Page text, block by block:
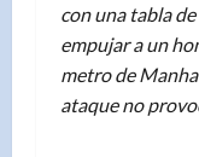
con una tabla
empujar a un
metro de
ataque no